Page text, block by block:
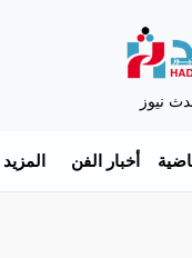
نيوز
أخبار الفن المزيد